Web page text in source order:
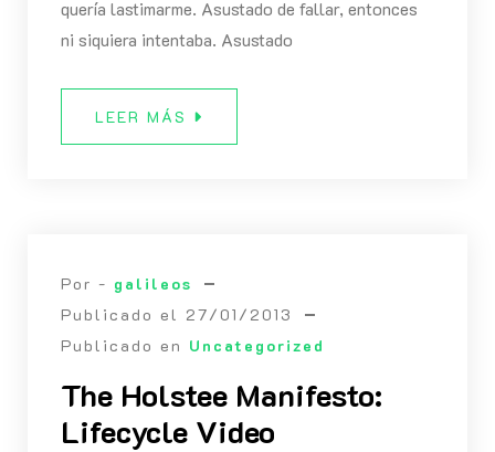
quería lastimarme. Asustado de fallar, entonces
ni siquiera intentaba. Asustado
LEER MÁS
Por - galileos
Publicado el 27/01/2013
Publicado en Uncategorized
The Holstee Manifesto:
Lifecycle Video